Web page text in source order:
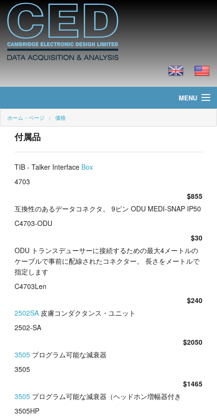
MENU
ホーム・ページ
ニュース
製品
価格
ダウンロード
サポート
販売店
ホーム・ページ 価格
付属品
TIB - Talker Interface Box
4703
$855
互換性のあるデータコネクタ。 9ピン ODU MEDI-SNAP IP50
C4703-ODU
$30
ODU トランスデューサーに接続するための最大4メートルの
ケーブルで事前に配線されたコネクター。 長さをメートルで
指定します
C4703Len
$240
2502SA 皮膚コンダクタンス・ユニット
2502-SA
$2050
3505 プログラム可能な減衰器
3505
$1465
3505 プログラム可能な減衰器（ヘッドホン増幅器付き
3505HP